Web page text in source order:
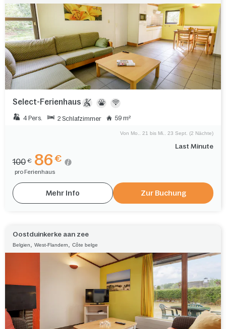
Select-Ferienhaus
4 Pers. 2 Schlafzimmer 59 m²
Last Minute
Von Mo.. 21 bis Mi.. 23 Sept. (2 Nächte)
100 € 86 €
pro Ferienhaus
Mehr Info Zur Buchung
Oostduinkerke aan zee
Belgien West-Flandern Côte belge